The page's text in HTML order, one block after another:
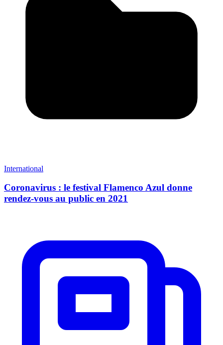
International
Coronavirus : le festival Flamenco Azul donne
rendez-vous au public en 2021